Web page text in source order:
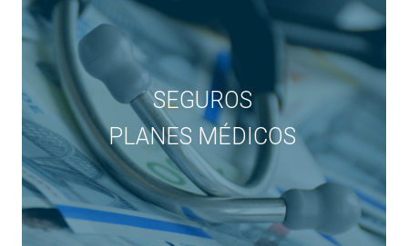
SEGUROS
PLANES MÉDICOS